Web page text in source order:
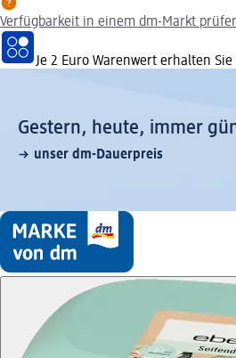
Verfügbarkeit in einem dm-Markt
Je 2 Euro Warenwert erhalten Sie
Gestern, heute, immer
unser dm-Dauerpreis